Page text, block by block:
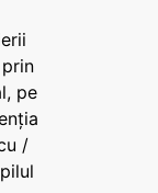
pe
/